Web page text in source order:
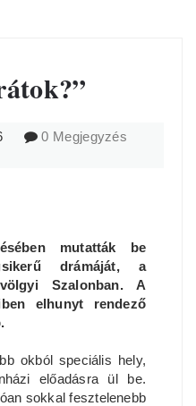
0 Megjegyzés
mutatták be
drámáját, a
Szalonban. A
elhunyt rendező
okból speciális hely,
előadásra ül be.
sokkal fesztelenebb